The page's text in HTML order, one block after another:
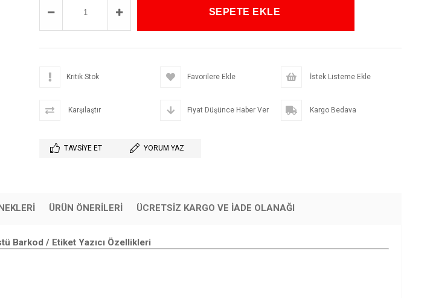
Kritik Stok Favorilere Ekle İstek Listeme Ekle
Karşılaştır Fiyat Düşünce Haber Ver Kargo Bedava
TAVSIYE ET YORUM YAZ
ÜRÜN ÖNERILERI ÜCRETSIZ KARGO VE İADE OLANAĞI
Barkod / Etiket Yazıcı Özellikleri